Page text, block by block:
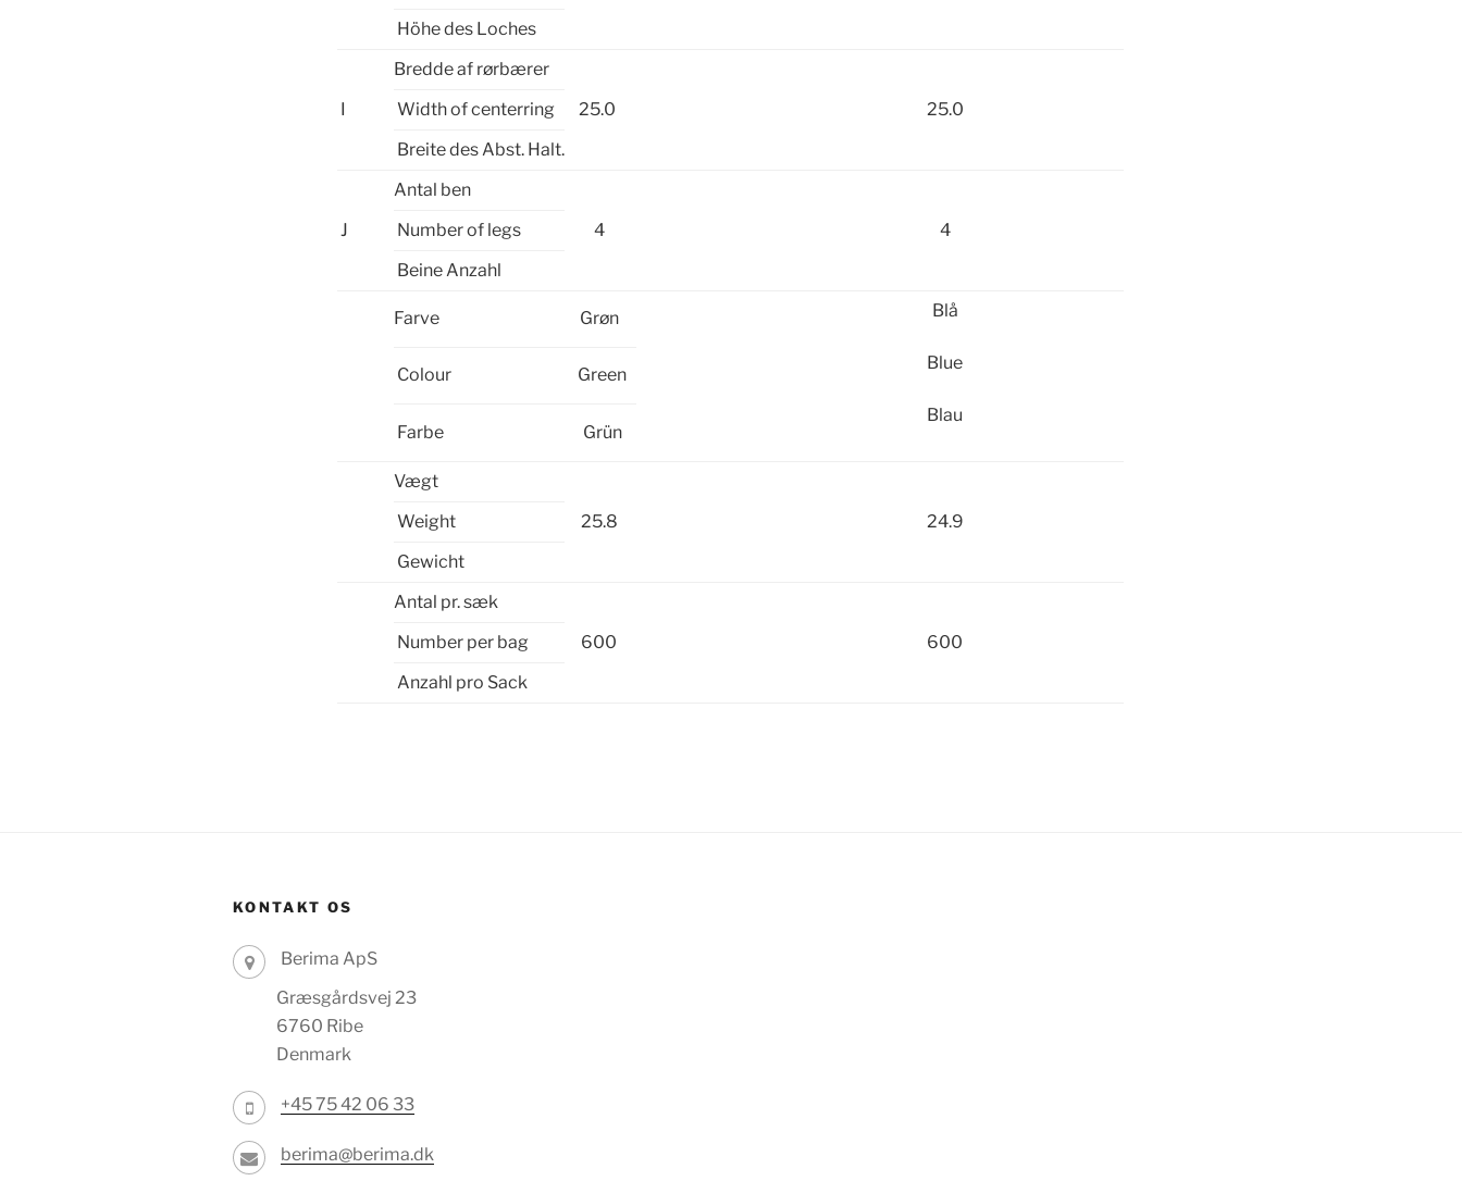
Höhe des Loches
I
Bredde af rørbærer
25.0
25.0
Width of centerring
Breite des Abst. Halt.
J
Antal ben
4
4
Number of legs
Beine Anzahl
Farve Grøn Blå
Blue
Blau
Colour Green
Farbe Grün
Vægt
25.8
24.9
Weight
Gewicht
Antal pr. sæk
600
600
Number per bag
Anzahl pro Sack
KONTAKT OS
Berima ApS
Græsgårdsvej 23
6760 Ribe
Denmark
+45 75 42 06 33
berima@berima.dk